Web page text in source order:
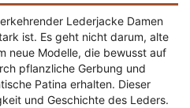
Lederjacke Damen
ist. Es geht nicht darum, alte
neue Modelle, die bewusst auf
pflanzliche Gerbung und
Patina erhalten. Dieser
und Geschichte des Leders.